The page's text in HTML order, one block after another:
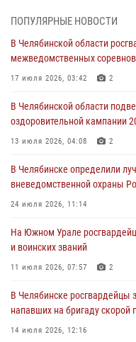
На Южном Урале спецназ
Росгвардейцы задержали
На Южном Урале сотрудники
подозреваемого в
В Челябинской области
задержан подозреваемый в
ПОПУЛЯРНЫЕ НОВОСТИ
В Челябинской области
межведомственных
17 июля 2026, 03:42 2
В Челябинской области
оздоровительной кампании
13 июля 2026, 04:08 2
В Челябинске определили
вневедомственной охраны
24 июля 2026, 11:14
На Южном Урале
и воинских званий
11 июля 2026, 07:57 2
В Челябинске
напавших на бригаду скорой
14 июля 2026, 12:16